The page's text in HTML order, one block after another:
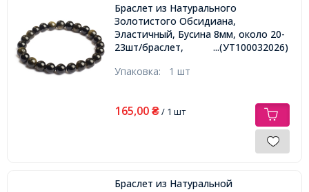
Браслет из Натурального
Золотистого Обсидиана,
Эластичный, Бусина 8мм, около 20-
23шт/браслет,
...(УТ100032026)
Упаковка: 1 шт
165,00 ₴/ 1 шт
Браслет из Натуральной